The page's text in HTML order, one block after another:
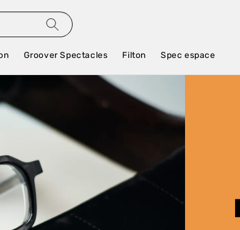
Groover Spectacles Filton Spec espace